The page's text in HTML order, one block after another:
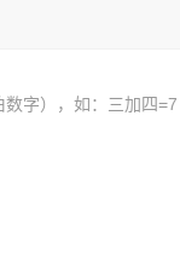
字），如：三加四=7